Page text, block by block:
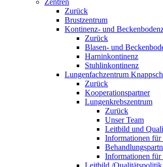
Zentren
Zurück
Brustzentrum
Kontinenz- und
Zurück
Blasen- und
Harninkontinenz
Stuhlinkontinenz
Lungenfachzentrum
Zurück
Kooperationspartner
Lungenkrebszentrum
Zurück
Unser Team
Leitbild und
Informationen für
Informationen für
Leitbild /Qualitätspolitik